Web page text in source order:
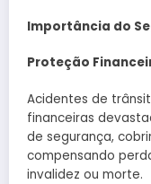
Importância do
Proteção
Acidentes de
financeiras
de segurança,
compensando
invalidez ou morte.